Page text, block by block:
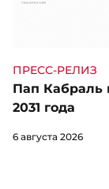
ПРЕСС-РЕЛИЗ
Пап Кабраль
2031 года
6 августа 2026